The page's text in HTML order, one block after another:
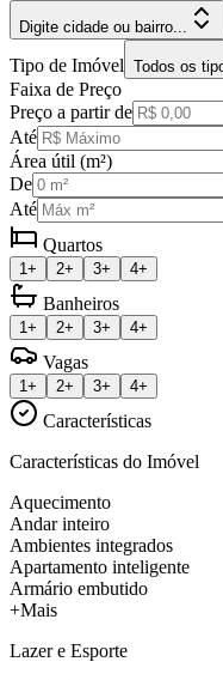
Digite cidade ou bairro...
Tipo de Imóvel Todos os
Faixa de Preço
Preço a partir de
Até
Área útil (m²)
De
Até
Quartos
1+ 2+ 3+ 4+
Banheiros
1+ 2+ 3+ 4+
Vagas
1+ 2+ 3+ 4+
Características
Características do Imóvel
Aquecimento
Andar inteiro
Ambientes integrados
Apartamento inteligente
Armário embutido
+Mais
Lazer e Esporte